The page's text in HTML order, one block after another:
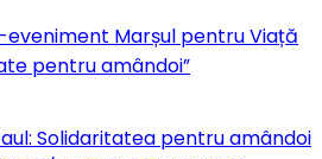
Marșul pentru Viață
pentru amândoi”
Solidaritatea pentru amândoi